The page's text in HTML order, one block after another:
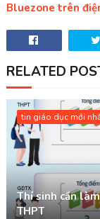
Bluezone trên
RELATED
tin giáo dục mới
Thí sinh cần
THPT